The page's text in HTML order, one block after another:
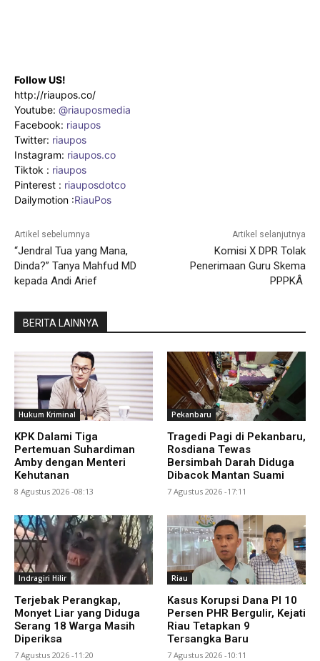
Follow US!
http://riaupos.co/
Youtube: @riauposmedia
Facebook: riaupos
Twitter: riaupos
Instagram: riaupos.co
Tiktok : riaupos
Pinterest : riauposdotco
Dailymotion :RiauPos
Artikel sebelumnya
“Jendral Tua yang Mana,
Dinda?” Tanya Mahfud MD
kepada Andi Arief
Artikel selanjutnya
Komisi X DPR Tolak
Penerimaan Guru Skema
PPPKÂ
BERITA LAINNYA
Hukum Kriminal
KPK Dalami Tiga
Pertemuan Suhardiman
Amby dengan Menteri
Kehutanan
8 Agustus 2026 -08:13
Pekanbaru
Tragedi Pagi di Pekanbaru,
Rosdiana Tewas
Bersimbah Darah Diduga
Dibacok Mantan Suami
7 Agustus 2026 -17:11
Indragiri Hilir
Terjebak Perangkap,
Monyet Liar yang Diduga
Serang 18 Warga Masih
Diperiksa
7 Agustus 2026 -11:20
Riau
Kasus Korupsi Dana PI 10
Persen PHR Bergulir, Kejati
Riau Tetapkan 9
Tersangka Baru
7 Agustus 2026 -10:11